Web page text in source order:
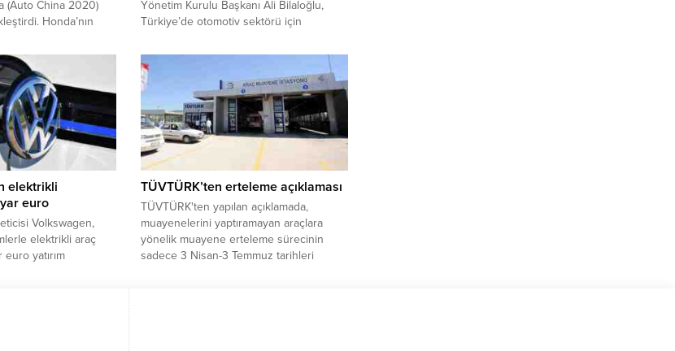
(Auto China 2020)
Honda’nın
oldu.
Yönetim Kurulu Başkanı Ali Bilaloğlu,
Türkiye’de otomotiv sektörü için
paydaşların avantajını gözeten bir
makamın olması gerektiğini belirterek,
“Benim kafamdaki yapı şu; bir devlet
makamı sadece otomotivden sorumlu
olsun” dedi.
elektrikli
euro
Volkswagen,
elektrikli araç
yatırım
TÜVTÜRK’ten erteleme açıklaması
TÜVTÜRK'ten yapılan açıklamada,
muayenelerini yaptıramayan araçlara
yönelik muayene erteleme sürecinin
sadece 3 Nisan-3 Temmuz tarihleri